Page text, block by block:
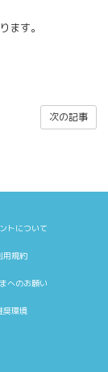
ます。
次の記事
トについて
用規約
へのお願い
奨環境